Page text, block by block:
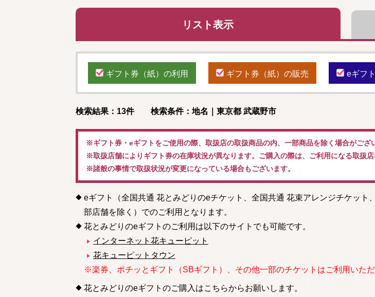
リスト表示
ギフト券（紙）の利用 ギフト券（紙）の販売 eギフ
検索結果：13件 検索条件：地名｜東京都 武蔵野市
※ギフト券・eギフトをご使用の際、取扱店の取扱商品の内、一部商品を除く場合がござ
※取扱店舗によりギフト券の在庫状況が異なります。ご購入の際は、ご利用になる取扱
※諸般の事情で取扱状況が変更になっている場合もございます。
eギフト（全国共通 花とみどりのeチケット、全国共通 花束アレンジチケッ
部店舗を除く）でのご利用となります。
花とみどりのeギフトのご利用は以下のサイトでも可能です。
インターネット花キューピット
花キューピットタウン
※楽券、ポチッとギフト（SBギフト）、その他一部のチケットはご利用いた
花とみどりのeギフトのご購入はこちらからお願いします。